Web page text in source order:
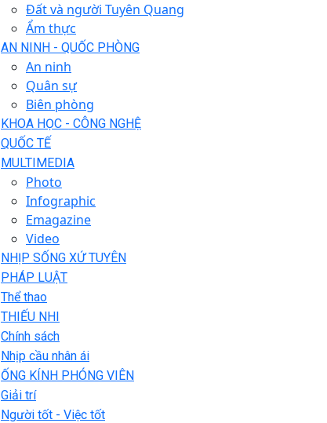
Đất và người Tuyên Quang
Ẩm thực
AN NINH - QUỐC PHÒNG
An ninh
Quân sự
Biên phòng
KHOA HỌC - CÔNG NGHỆ
QUỐC TẾ
MULTIMEDIA
Photo
Infographic
Emagazine
Video
NHỊP SỐNG XỨ TUYÊN
PHÁP LUẬT
Thể thao
THIẾU NHI
Chính sách
Nhịp cầu nhân ái
ỐNG KÍNH PHÓNG VIÊN
Giải trí
Người tốt - Việc tốt